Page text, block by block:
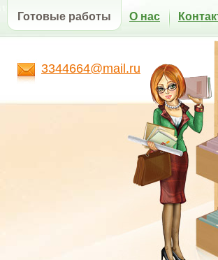
3344664@mail.ru
Готовые работы О нас